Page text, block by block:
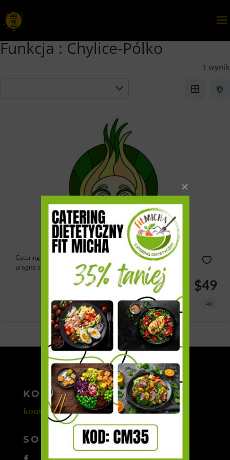
Funkcja :Chylice-Pólko
1 wynik
Catering Cebulka to doskonałe rozwiązanie dla tych, którzy
pragną zdrowo...
$49
49
Powered by Estatik
KONTAKT
kontakt@cateromedia.pl
SOCIAL MEDIA